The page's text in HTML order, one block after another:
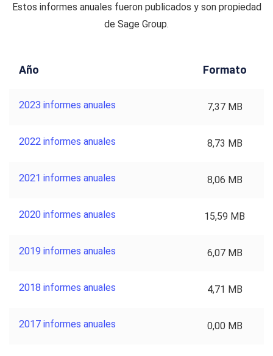
Estos informes anuales fueron publicados y son propiedad
de Sage Group.
Año Formato
2023 informes anuales 7,37 MB
2022 informes anuales 8,73 MB
2021 informes anuales 8,06 MB
2020 informes anuales 15,59 MB
2019 informes anuales 6,07 MB
2018 informes anuales 4,71 MB
2017 informes anuales 0,00 MB